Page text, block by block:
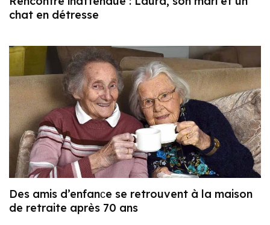
chat en détresse
Des amis d’enfanсe se retrouvent à la maison
de retraite après 70 ans